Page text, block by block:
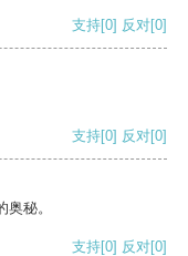
支持[0] 反对[0]
支持[0] 反对[0]
秘。
支持[0] 反对[0]